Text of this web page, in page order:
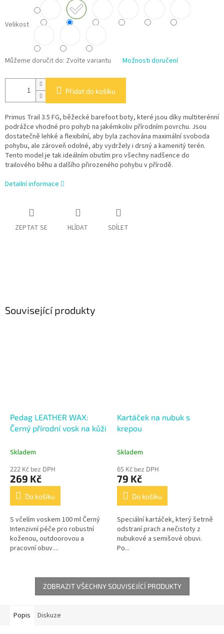
Velikost
Můžeme doručit do: Zvolte variantu Možnosti doručení
Přidat do košíku
Primus Trail 3.5 FG, běžecké barefoot boty, které jsou díky multiterénní
podrážce vhodné pro pohyb na jakémkoliv přírodním povrchu. Jsou
dostatečně lehké a flexibilní, aby byla zachována maximální svoboda
pohybu, ale zároveň odolné, aby vydržely i drsný a kamenitý terén.
Tento model je tak ideálním obutím pro všechny nadšence do
trailového běhu a dalšího přirozeného pohybu v přírodě.
Detailní informace
ZEPTAT SE HLÍDAT SDÍLET
Související produkty
Pedag LEATHER WAX:
Černý přírodní vosk na kůži
Skladem
222 Kč bez DPH
269 Kč
Do košíku
S včelím voskem 100 ml Černý
Intenzivní péče pro robustní
koženou, outdoorovou a
pracovní obuv....
Kartáček na nubuk s
krepou
Skladem
65 Kč bez DPH
79 Kč
Do košíku
Speciální kartáček, který šetrně
odstraní prach a nečistoty z
nubukové a semišové obuvi.
Po...
ZOBRAZIT VŠECHNY SOUVISEJÍCÍ PRODUKTY
Popis Diskuze